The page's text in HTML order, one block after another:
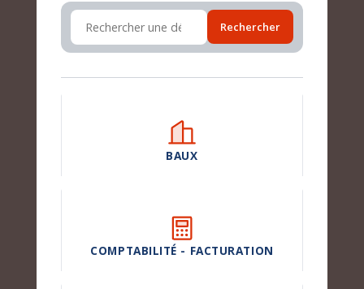
Rechercher
BAUX
COMPTABILITÉ - FACTURATION